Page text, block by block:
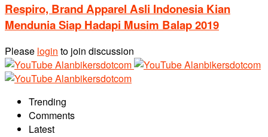
Respiro, Brand Apparel Asli Indonesia Kian
Mendunia Siap Hadapi Musim Balap 2019
Please login to join discussion
Trending
Comments
Latest